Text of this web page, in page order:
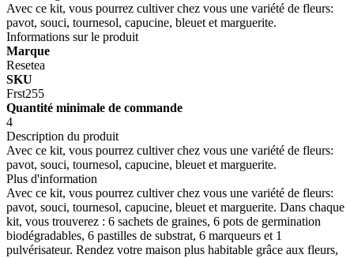
Avec ce kit, vous pourrez cultiver chez vous une variété de fleurs:
pavot, souci, tournesol, capucine, bleuet et marguerite.
Informations sur le produit
Marque
Resetea
SKU
Frst255
Quantité minimale de commande
4
Description du produit
Avec ce kit, vous pourrez cultiver chez vous une variété de fleurs:
pavot, souci, tournesol, capucine, bleuet et marguerite.
Plus d'information
Avec ce kit, vous pourrez cultiver chez vous une variété de fleurs:
pavot, souci, tournesol, capucine, bleuet et marguerite. Dans chaque
kit, vous trouverez : 6 sachets de graines, 6 pots de germination
biodégradables, 6 pastilles de substrat, 6 marqueurs et 1
pulvérisateur. Rendez votre maison plus habitable grâce aux fleurs,